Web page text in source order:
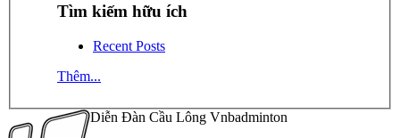
Tìm kiếm hữu ích
Recent Posts
Thêm...
Diễn Đàn Cầu Lông Vnbadminton